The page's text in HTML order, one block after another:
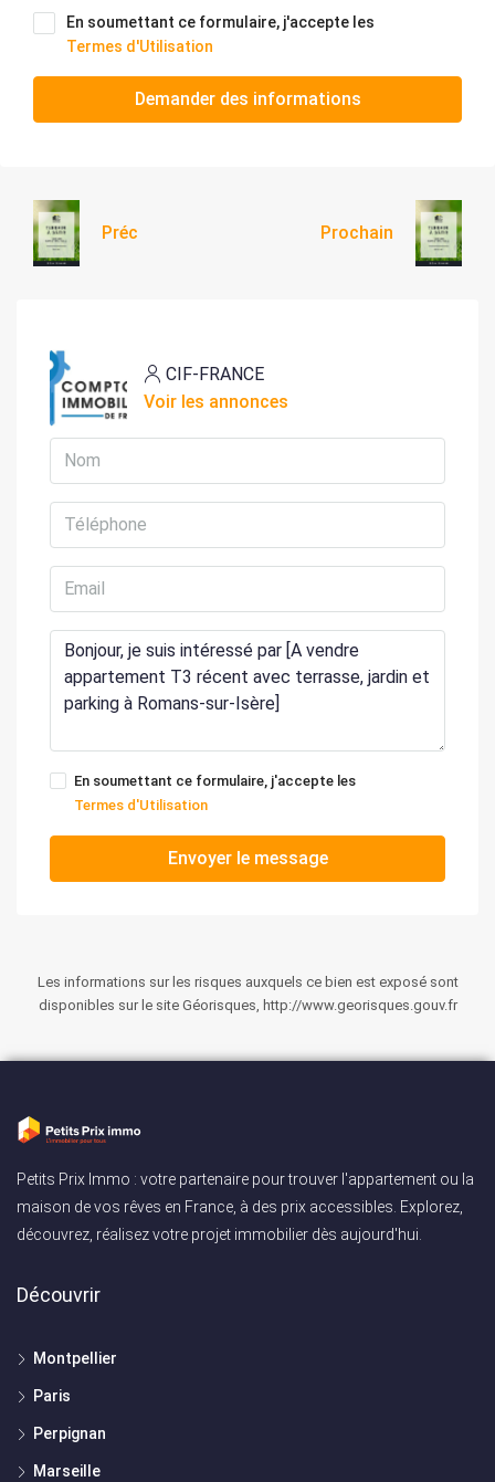
En soumettant ce formulaire, j'accepte les
Termes d'Utilisation
Demander des informations
Préc Prochain
CIF-FRANCE
Voir les annonces
En soumettant ce formulaire, j'accepte les
Termes d'Utilisation
Envoyer le message
Les informations sur les risques auxquels ce bien est exposé sont
disponibles sur le site Géorisques, http://www.georisques.gouv.fr
Petits Prix Immo : votre partenaire pour trouver l'appartement ou la
maison de vos rêves en France, à des prix accessibles. Explorez,
découvrez, réalisez votre projet immobilier dès aujourd'hui.
Découvrir
Montpellier
Paris
Perpignan
Marseille